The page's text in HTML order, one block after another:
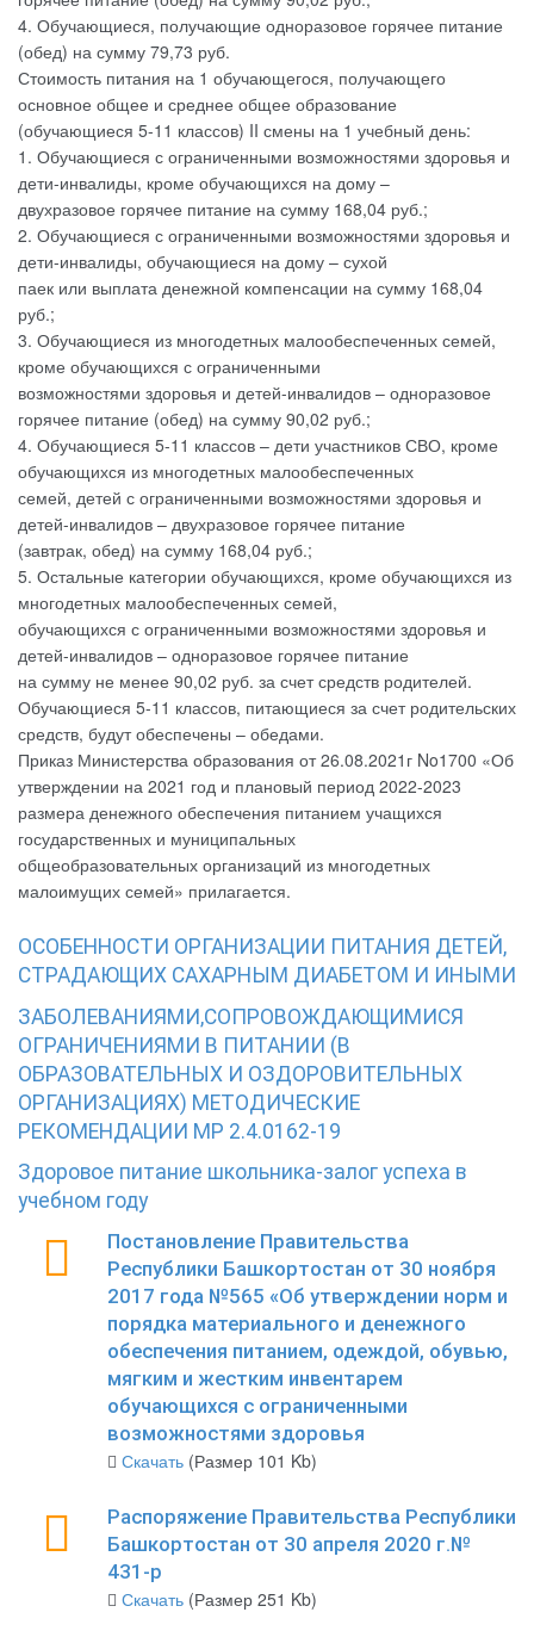
4. Обучающиеся, получающие одноразовое горячее питание
(обед) на сумму 79,73 руб.
Стоимость питания на 1 обучающегося, получающего
основное общее и среднее общее образование
(обучающиеся 5-11 классов) II смены на 1 учебный день:
1. Обучающиеся с ограниченными возможностями здоровья и
дети-инвалиды, кроме обучающихся на дому –
двухразовое горячее питание на сумму 168,04 руб.;
2. Обучающиеся с ограниченными возможностями здоровья и
дети-инвалиды, обучающиеся на дому – сухой
паек или выплата денежной компенсации на сумму 168,04
руб.;
3. Обучающиеся из многодетных малообеспеченных семей,
кроме обучающихся с ограниченными
возможностями здоровья и детей-инвалидов – одноразовое
горячее питание (обед) на сумму 90,02 руб.;
4. Обучающиеся 5-11 классов – дети участников СВО, кроме
обучающихся из многодетных малообеспеченных
семей, детей с ограниченными возможностями здоровья и
детей-инвалидов – двухразовое горячее питание
(завтрак, обед) на сумму 168,04 руб.;
5. Остальные категории обучающихся, кроме обучающихся из
многодетных малообеспеченных семей,
обучающихся с ограниченными возможностями здоровья и
детей-инвалидов – одноразовое горячее питание
на сумму не менее 90,02 руб. за счет средств родителей.
Обучающиеся 5-11 классов, питающиеся за счет родительских
средств, будут обеспечены – обедами.
Приказ Министерства образования от 26.08.2021г No1700 «Об
утверждении на 2021 год и плановый период 2022-2023
размера денежного обеспечения питанием учащихся
государственных и муниципальных
общеобразовательных организаций из многодетных
малоимущих семей» прилагается.
ОСОБЕННОСТИ ОРГАНИЗАЦИИ ПИТАНИЯ ДЕТЕЙ,
СТРАДАЮЩИХ САХАРНЫМ ДИАБЕТОМ И ИНЫМИ
ЗАБОЛЕВАНИЯМИ,СОПРОВОЖДАЮЩИМИСЯ
ОГРАНИЧЕНИЯМИ В ПИТАНИИ (В
ОБРАЗОВАТЕЛЬНЫХ И ОЗДОРОВИТЕЛЬНЫХ
ОРГАНИЗАЦИЯХ) МЕТОДИЧЕСКИЕ
РЕКОМЕНДАЦИИ МР 2.4.0162-19
Здоровое питание школьника-залог успеха в
учебном году
Постановление Правительства
Республики Башкортостан от 30 ноября
2017 года №565 «Об утверждении норм и
порядка материального и денежного
обеспечения питанием, одеждой, обувью,
мягким и жестким инвентарем
обучающихся с ограниченными
возможностями здоровья
Скачать(Размер 101 Kb)
Распоряжение Правительства Республики
Башкортостан от 30 апреля 2020 г.№
431-р
Скачать(Размер 251 Kb)